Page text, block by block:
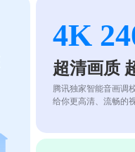
4K
超清画质
腾讯独家智能音画调
给你更高清、流畅的